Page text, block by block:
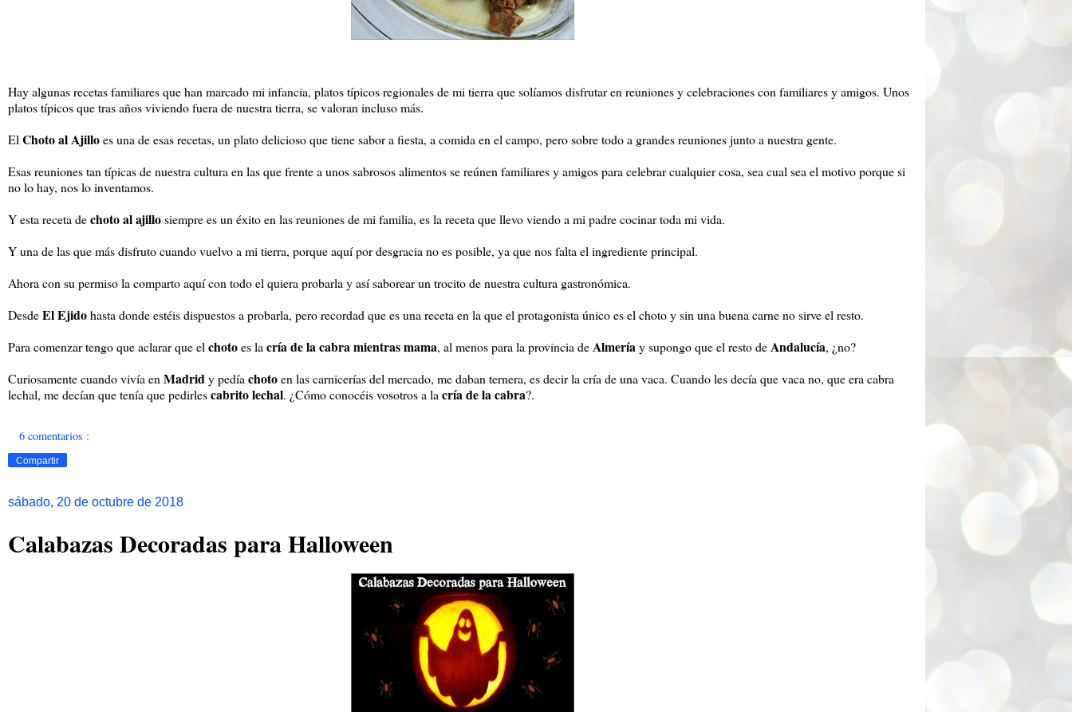
Hay algunas recetas familiares que han marcado mi infancia, platos típicos regionales de mi tierra que solíamos disfrutar en reuniones y celebraciones con familiares y amigos. Unos
platos típicos que tras años viviendo fuera de nuestra tierra, se valoran incluso más.
ElChoto al Ajilloes una de esas recetas, un plato delicioso que tiene sabor a fiesta, a comida en el campo, pero sobre todo a grandes reuniones junto a nuestra gente.
Esas reuniones tan típicas de nuestra cultura en las que frente a unos sabrosos alimentos se reúnen familiares y amigos para celebrar cualquier cosa, sea cual sea el motivo porque si
no lo hay, nos lo inventamos.
Y esta receta dechoto al ajillosiempre es un éxito en las reuniones de mi familia, es la receta que llevo viendo a mi padre cocinar toda mi vida.
Y una de las que más disfruto cuando vuelvo a mi tierra, porque aquí por desgracia no es posible, ya que nos falta el ingrediente principal.
Ahora con su permiso la comparto aquí con todo el quiera probarla y así saborear un trocito de nuestra cultura gastronómica.
DesdeEl Ejidohasta donde estéis dispuestos a probarla, pero recordad que es una receta en la que el protagonista único es el choto y sin una buena carne no sirve el resto.
Para comenzar tengo que aclarar que elchotoes lacría de la cabra mientras mama, al menos para la provincia deAlmeríay supongo que el resto deAndalucía, ¿no?
Curiosamente cuando vivía enMadridy pedíachotoen las carnicerías del mercado, me daban ternera, es decir la cría de una vaca. Cuando les decía que vaca no, que era cabra
lechal, me decían que tenía que pedirlescabrito lechal. ¿Cómo conocéis vosotros a lacría de la cabra?.
6 comentarios :
Compartir
sábado, 20 de octubre de 2018
Calabazas Decoradas para Halloween